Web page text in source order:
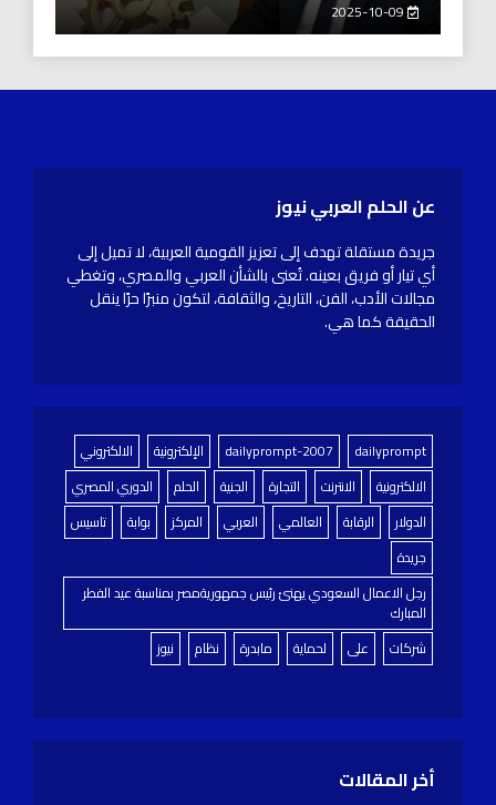
عن الحلم العربي نيوز
جريدة مستقلة تهدف إلى تعزيز القومية العربية، لا تميل إلى
أي تيار أو فريق بعينه. تُعنى بالشأن العربي والمصري، وتغطي
مجالات الأدب، الفن، التاريخ، والثقافة، لتكون منبرًا حرًا ينقل
الحقيقة كما هي.
dailyprompt
dailyprompt-2007 الإلكترونية
الالكتروني
الالكترونية
الانترنت التجارة الجنية الحلم
الدوري المصري
الدولار
الرقابة العالمي العربي المركز بوابة
تاسيس
جريدة
رجل الاعمال السعودي يهنئ رئيس جمهوريةمصر بمناسبة عيد الفطر
المبارك
شركات
على لحماية مابدرة نظام نيوز
أخر المقالات